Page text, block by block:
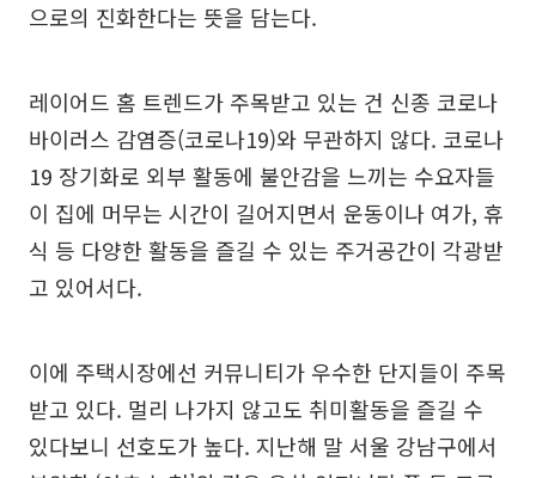
으로의 진화한다는 뜻을 담는다.
레이어드 홈 트렌드가 주목받고 있는 건 신종 코로나
바이러스 감염증(코로나19)와 무관하지 않다. 코로나
19 장기화로 외부 활동에 불안감을 느끼는 수요자들
이 집에 머무는 시간이 길어지면서 운동이나 여가, 휴
식 등 다양한 활동을 즐길 수 있는 주거공간이 각광받
고 있어서다.
이에 주택시장에선 커뮤니티가 우수한 단지들이 주목
받고 있다. 멀리 나가지 않고도 취미활동을 즐길 수
있다보니 선호도가 높다. 지난해 말 서울 강남구에서